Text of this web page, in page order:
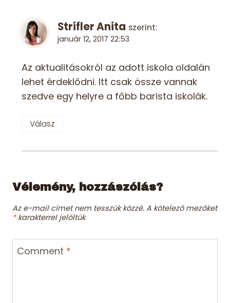
Strifler Anita szerint:
január 12, 2017 22:53
Az aktualitásokról az adott iskola oldalán
lehet érdeklődni. Itt csak össze vannak
szedve egy helyre a főbb barista iskolák.
Válasz
Vélemény, hozzászólás?
Az e-mail címet nem tesszük közzé. A kötelező mezőket
*karakterrel jelöltük
Comment *